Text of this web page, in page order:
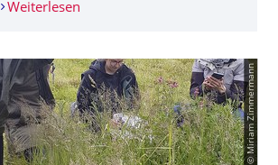
Weiterlesen Sieger beim
© Miriam Zimmermann